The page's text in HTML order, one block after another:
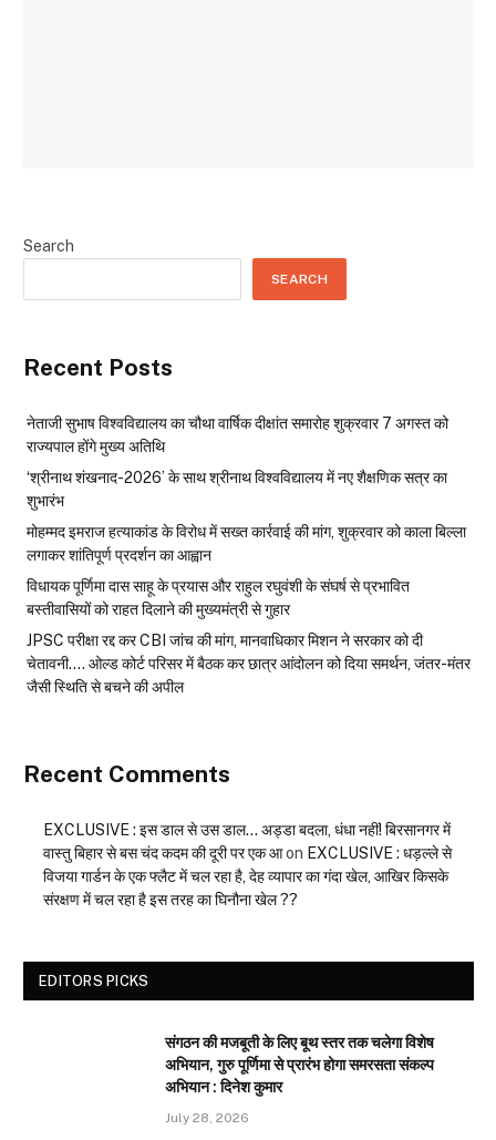
Search
SEARCH
Recent Posts
नेताजी सुभाष विश्वविद्यालय का चौथा वार्षिक दीक्षांत समारोह शुक्रवार 7 अगस्त को
राज्यपाल होंगे मुख्य अतिथि
‘श्रीनाथ शंखनाद-2026’ के साथ श्रीनाथ विश्वविद्यालय में नए शैक्षणिक सत्र का
शुभारंभ
मोहम्मद इमराज हत्याकांड के विरोध में सख्त कार्रवाई की मांग, शुक्रवार को काला बिल्ला
लगाकर शांतिपूर्ण प्रदर्शन का आह्वान
विधायक पूर्णिमा दास साहू के प्रयास और राहुल रघुवंशी के संघर्ष से प्रभावित
बस्तीवासियों को राहत दिलाने की मुख्यमंत्री से गुहार
JPSC परीक्षा रद्द कर CBI जांच की मांग, मानवाधिकार मिशन ने सरकार को दी
चेतावनी…. ओल्ड कोर्ट परिसर में बैठक कर छात्र आंदोलन को दिया समर्थन, जंतर-मंतर
जैसी स्थिति से बचने की अपील
Recent Comments
EXCLUSIVE : इस डाल से उस डाल… अड्डा बदला, धंधा नहीं! बिरसानगर में
वास्तु बिहार से बस चंद कदम की दूरी पर एक आon EXCLUSIVE : धड़ल्ले से
विजया गार्डन के एक फ्लैट में चल रहा है, देह व्यापार का गंदा खेल, आखिर किसके
संरक्षण में चल रहा है इस तरह का घिनौना खेल ??
EDITORS PICKS
संगठन की मजबूती के लिए बूथ स्तर तक चलेगा विशेष
अभियान, गुरु पूर्णिमा से प्रारंभ होगा समरसता संकल्प
अभियान : दिनेश कुमार
July 28, 2026